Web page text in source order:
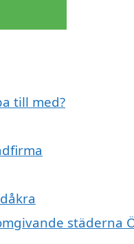
till med?
städerna